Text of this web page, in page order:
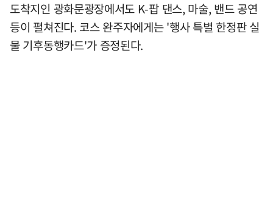
도착지인 광화문광장에서도 K-팝 댄스, 마술, 밴드 공연
등이 펼쳐진다. 코스 완주자에게는 '행사 특별 한정판 실
물 기후동행카드'가 증정된다.